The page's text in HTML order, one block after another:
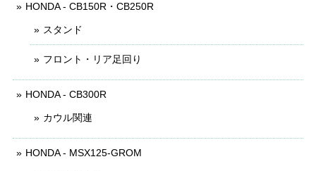
HONDA - CB150R・CB250R
スタンド
フロント・リア足回り
HONDA - CB300R
カウル関連
HONDA - MSX125-GROM